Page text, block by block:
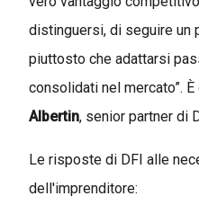
distinguersi, di seguire un
piuttosto che adattarsi
consolidati nel mercato”.
Albertin, senior partner di
Le risposte di DFI alle
dell'imprenditore: